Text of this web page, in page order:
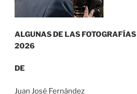
ALGUNAS DE LAS
2026
DE
Juan José Fernández